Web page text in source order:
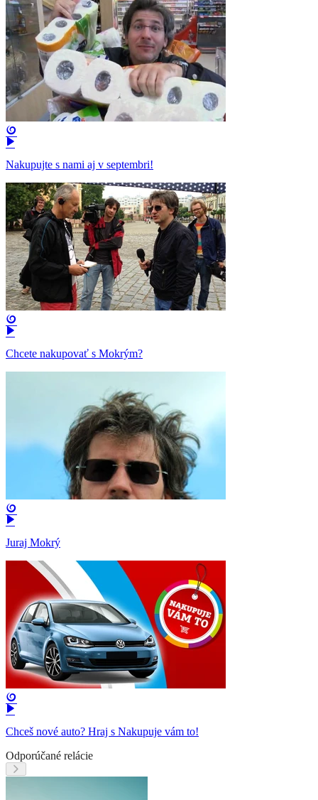
Nakupujte s nami aj v septembri!
Chcete nakupovať s Mokrým?
Juraj Mokrý
Chceš nové auto? Hraj s Nakupuje vám to!
Odporúčané relácie